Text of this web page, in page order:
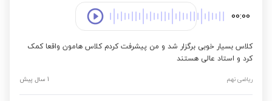
00:00
کلاس بسیار خوبی برگزار شد و من پیشرفت کردم کلاس هامون واقعا کمک
کرد و استاد عالی هستند
ریاضی نهم 1 سال پیش